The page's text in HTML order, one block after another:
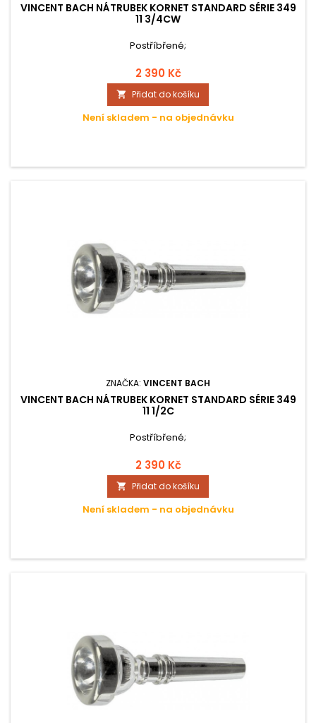
VINCENT BACH NÁTRUBEK KORNET STANDARD SÉRIE 349
11 3/4CW
Postříbřené;
2 390 Kč
 Přidat do košíku
Není skladem - na objednávku
ZNAČKA: VINCENT BACH
VINCENT BACH NÁTRUBEK KORNET STANDARD SÉRIE 349
11 1/2C
Postříbřené;
2 390 Kč
 Přidat do košíku
Není skladem - na objednávku